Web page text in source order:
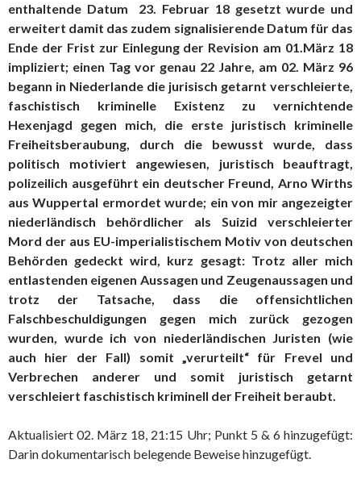
enthaltende Datum 23. Februar 18 gesetzt wurde und
erweitert damit das zudem signalisierende Datum für das
Ende der Frist zur Einlegung der Revision am 01.März 18
impliziert; einen Tag vor genau 22 Jahre, am 02. März 96
begann in Niederlande die jurisisch getarnt verschleierte,
faschistisch kriminelle Existenz zu vernichtende
Hexenjagd gegen mich, die erste juristisch kriminelle
Freiheitsberaubung, durch die bewusst wurde, dass
politisch motiviert angewiesen, juristisch beauftragt,
polizeilich ausgeführt ein deutscher Freund, Arno Wirths
aus Wuppertal ermordet wurde; ein von mir angezeigter
niederländisch behördlicher als Suizid verschleierter
Mord der aus EU-imperialistischem Motiv von deutschen
Behörden gedeckt wird, kurz gesagt: Trotz aller mich
entlastenden eigenen Aussagen und Zeugenaussagen und
trotz der Tatsache, dass die offensichtlichen
Falschbeschuldigungen gegen mich zurück gezogen
wurden, wurde ich von niederländischen Juristen (wie
auch hier der Fall) somit „verurteilt“ für Frevel und
Verbrechen anderer und somit juristisch getarnt
verschleiert faschistisch kriminell der Freiheit beraubt.
Aktualisiert 02. März 18, 21:15 Uhr; Punkt 5 & 6 hinzugefügt:
Darin dokumentarisch belegende Beweise hinzugefügt.